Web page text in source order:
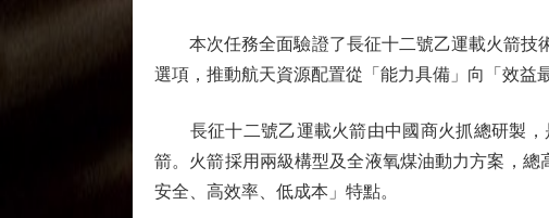
本次任務全面驗證了長征十二號乙運載火箭技
選項，推動航天資源配置從「能力具備」向「效益
長征十二號乙運載火箭由中國商火抓總研製，
箭。火箭採用兩級構型及全液氧煤油動力方案，
安全、高效率、低成本」特點。